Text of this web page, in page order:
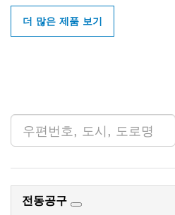
더 많은 제품 보기
전동공구